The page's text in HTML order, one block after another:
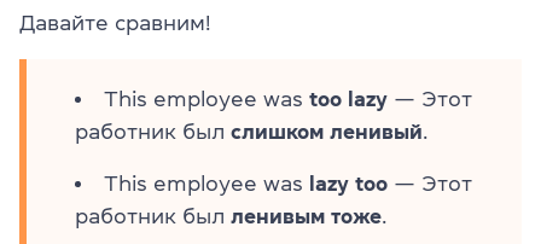
Давайте сравним!
This employee was too lazy — Этот
работник был слишком ленивый
This employee was lazy too — Этот
работник был ленивым тоже